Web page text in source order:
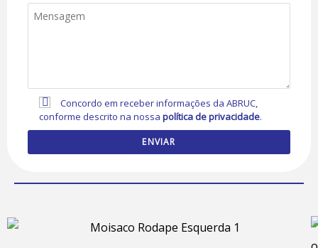
Concordo em receber informações da ABRUC,
conforme descrito na nossapolítica de privacidade.